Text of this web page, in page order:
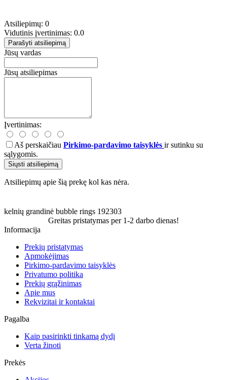
Atsiliepimų: 0
Vidutinis įvertinimas: 0.0
Parašyti atsiliepimą
Jūsų vardas
Jūsų atsiliepimas
Įvertinimas:
Aš perskaičiau Pirkimo-pardavimo taisyklės ir sutinku su
sąlygomis.
Siųsti atsiliepimą
Atsiliepimų apie šią prekę kol kas nėra.
kelnių grandinė bubble rings 192303
Greitas pristatymas per 1-2 darbo dienas!
Informacija
Prekių pristatymas
Apmokėjimas
Pirkimo-pardavimo taisyklės
Privatumo politika
Prekių grąžinimas
Apie mus
Rekvizitai ir kontaktai
Pagalba
Kaip pasirinkti tinkamą dydį
Verta žinoti
Prekės